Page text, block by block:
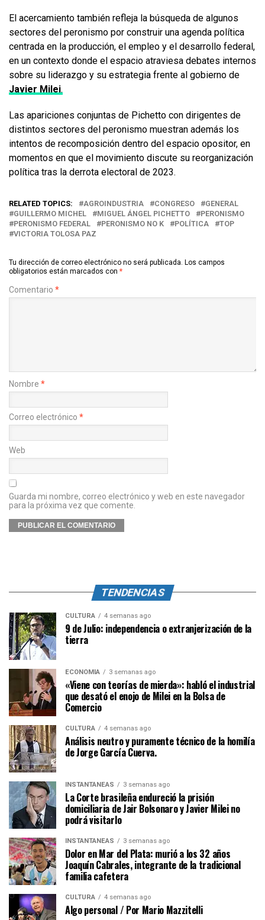
El acercamiento también refleja la búsqueda de algunos
sectores del peronismo por construir una agenda política
centrada en la producción, el empleo y el desarrollo federal,
en un contexto donde el espacio atraviesa debates internos
sobre su liderazgo y su estrategia frente al gobierno de
Javier Milei.
Las apariciones conjuntas de Pichetto con dirigentes de
distintos sectores del peronismo muestran además los
intentos de recomposición dentro del espacio opositor, en
momentos en que el movimiento discute su reorganización
política tras la derrota electoral de 2023.
RELATED TOPICS: AGROINDUSTRIA CONGRESO
GENERAL
GUILLERMO MICHEL
MIGUEL ÁNGEL PICHETTO
PERONISMO
PERONISMO FEDERAL
PERONISMO NO K POLÍTICA
TOP
VICTORIA TOLOSA PAZ
Tu dirección de correo electrónico no será publicada. Los campos
obligatorios están marcados con *
Comentario *
Nombre *
Correo electrónico *
Web
Guarda mi nombre, correo electrónico y web en este navegador
para la próxima vez que comente.
TENDENCIAS
CULTURA 4 semanas ago
9 de Julio: independencia o extranjerización de la
tierra
ECONOMÍA 3 semanas ago
«Viene con teorías de mierda»: habló el industrial
que desató el enojo de Milei en la Bolsa de
Comercio
CULTURA 4 semanas ago
Análisis neutro y puramente técnico de la homilía
de Jorge García Cuerva.
INSTANTÁNEAS 3 semanas ago
La Corte brasileña endureció la prisión
domiciliaria de Jair Bolsonaro y Javier Milei no
podrá visitarlo
INSTANTÁNEAS 3 semanas ago
Dolor en Mar del Plata: murió a los 32 años
Joaquín Cabrales, integrante de la tradicional
familia cafetera
CULTURA 4 semanas ago
Algo personal / Por Mario Mazzitelli